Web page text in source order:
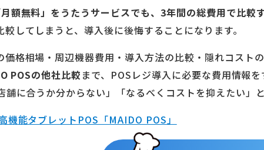
月額無料」をうたうサービスでも、3年間の総費用で比較
してしまうと、導入後に後悔することになります。
価格相場・周辺機器費用・導入方法の比較・隠れコスト
POSの他社比較 まで、POSレジ導入に必要な費用情報を
舗に合うか分からない」「なるべくコストを抑えたい」
能タブレットPOS「MAIDO POS」